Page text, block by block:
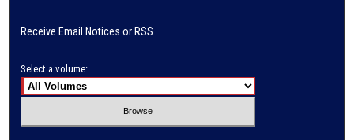
Receive Email Notices or RSS
Select a volume: